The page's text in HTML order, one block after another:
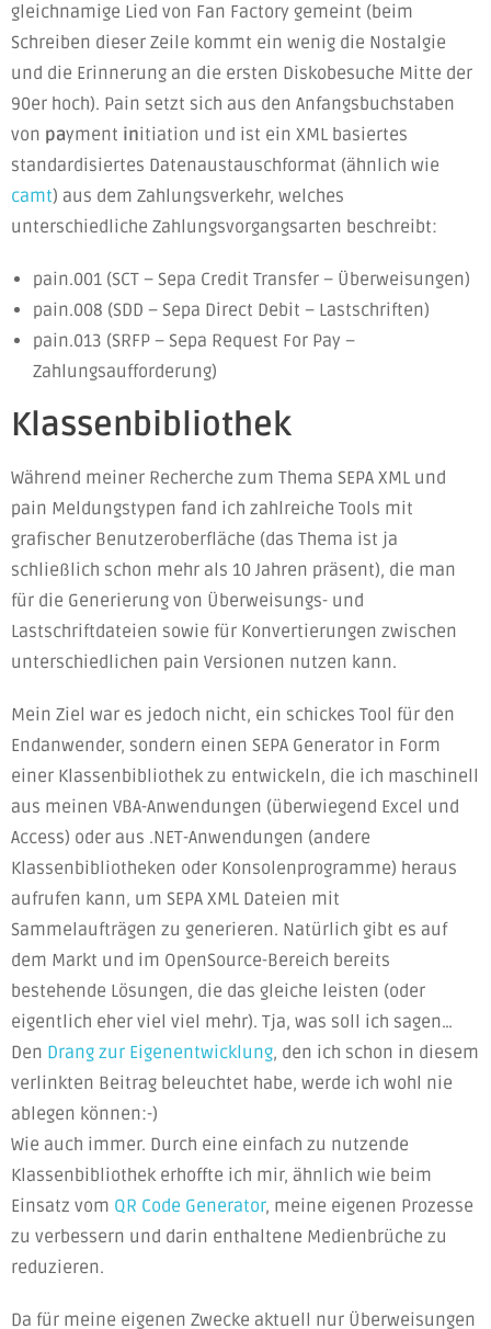
gleichnamige Lied von Fan Factory gemeint (beim
Schreiben dieser Zeile kommt ein wenig die Nostalgie
und die Erinnerung an die ersten Diskobesuche Mitte der
90er hoch). Pain setzt sich aus den Anfangsbuchstaben
von payment initiation und ist ein XML basiertes
standardisiertes Datenaustauschformat (ähnlich wie
camt) aus dem Zahlungsverkehr, welches
unterschiedliche Zahlungsvorgangsarten beschreibt:
pain.001 (SCT – Sepa Credit Transfer – Überweisungen)
pain.008 (SDD – Sepa Direct Debit – Lastschriften)
pain.013 (SRFP – Sepa Request For Pay –
Zahlungsaufforderung)
Klassenbibliothek
Während meiner Recherche zum Thema SEPA XML und
pain Meldungstypen fand ich zahlreiche Tools mit
grafischer Benutzeroberfläche (das Thema ist ja
schließlich schon mehr als 10 Jahren präsent), die man
für die Generierung von Überweisungs- und
Lastschriftdateien sowie für Konvertierungen zwischen
unterschiedlichen pain Versionen nutzen kann.
Mein Ziel war es jedoch nicht, ein schickes Tool für den
Endanwender, sondern einen SEPA Generator in Form
einer Klassenbibliothek zu entwickeln, die ich maschinell
aus meinen VBA-Anwendungen (überwiegend Excel und
Access) oder aus .NET-Anwendungen (andere
Klassenbibliotheken oder Konsolenprogramme) heraus
aufrufen kann, um SEPA XML Dateien mit
Sammelaufträgen zu generieren. Natürlich gibt es auf
dem Markt und im OpenSource-Bereich bereits
bestehende Lösungen, die das gleiche leisten (oder
eigentlich eher viel viel mehr). Tja, was soll ich sagen…
Den Drang zur Eigenentwicklung, den ich schon in diesem
verlinkten Beitrag beleuchtet habe, werde ich wohl nie
ablegen können:-)
Wie auch immer. Durch eine einfach zu nutzende
Klassenbibliothek erhoffte ich mir, ähnlich wie beim
Einsatz vom QR Code Generator, meine eigenen Prozesse
zu verbessern und darin enthaltene Medienbrüche zu
reduzieren.
Da für meine eigenen Zwecke aktuell nur Überweisungen